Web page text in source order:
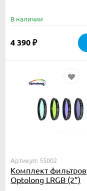
В наличии
4 390 ₽
Артикул: 55002
Комплект фильтров
Optolong LRGB (2”)